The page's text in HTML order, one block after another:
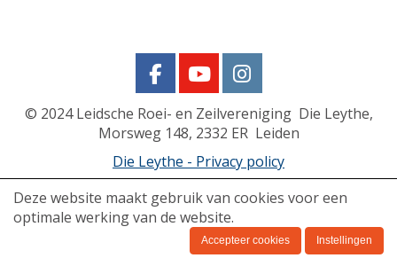
© 2024Leidsche Roei- en Zeilvereniging Die Leythe,
Morsweg 148, 2332 ER Leiden
Die Leythe - Privacy policy
Deze website maakt gebruik van cookies voor een
optimale werking van de website.
Accepteer cookies Instellingen
Powered by e-Captain.nl